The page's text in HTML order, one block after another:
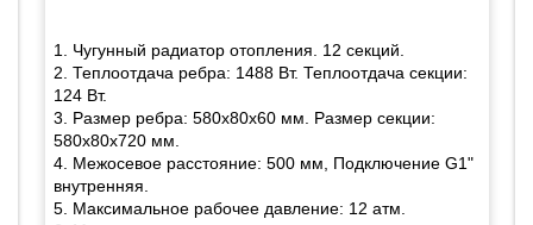
1. Чугунный радиатор отопления. 12 секций.
2. Теплоотдача ребра: 1488 Вт. Теплоотдача секции:
124 Вт.
3. Размер ребра: 580х80х60 мм. Размер секции:
580х80х720 мм.
4. Межосевое расстояние: 500 мм, Подключение G1"
внутренняя.
5. Максимальное рабочее давление: 12 атм.